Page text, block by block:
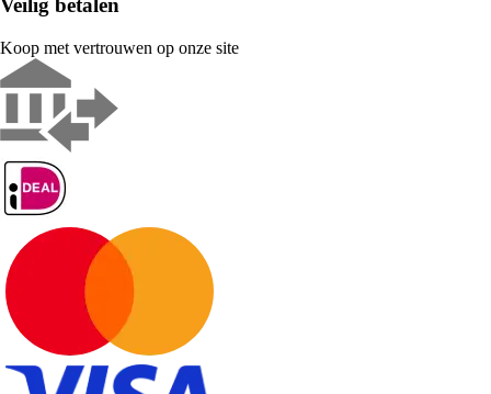
Veilig betalen
Koop met vertrouwen op onze site